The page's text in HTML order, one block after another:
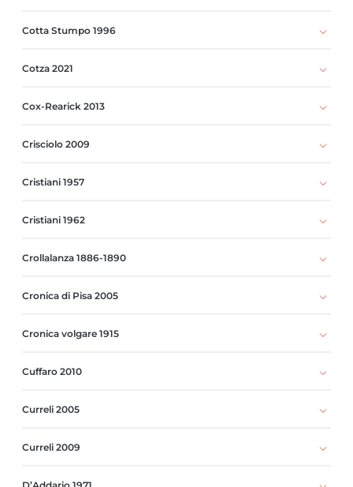
Cotta Stumpo 1996
Cotza 2021
Cox-Rearick 2013
Crisciolo 2009
Cristiani 1957
Cristiani 1962
Crollalanza 1886-1890
Cronica di Pisa 2005
Cronica volgare 1915
Cuffaro 2010
Curreli 2005
Curreli 2009